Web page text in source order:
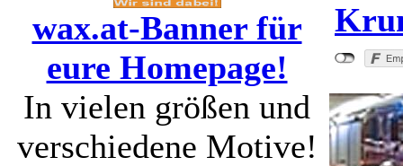
wax.at-Banner für
eure Homepage!
In vielen größen und
verschiedene Motive!